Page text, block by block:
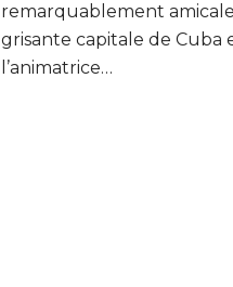
remarquablement
grisante capitale de Cuba
l’animatrice…